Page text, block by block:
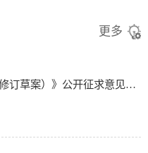
更多
关于《国防专利条例（修订草案）》公开征求意见的通知